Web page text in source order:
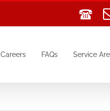
Careers FAQs Service